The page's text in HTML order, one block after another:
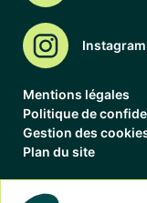
Instagram
Mentions légales
Politique de
Gestion des
Plan du site